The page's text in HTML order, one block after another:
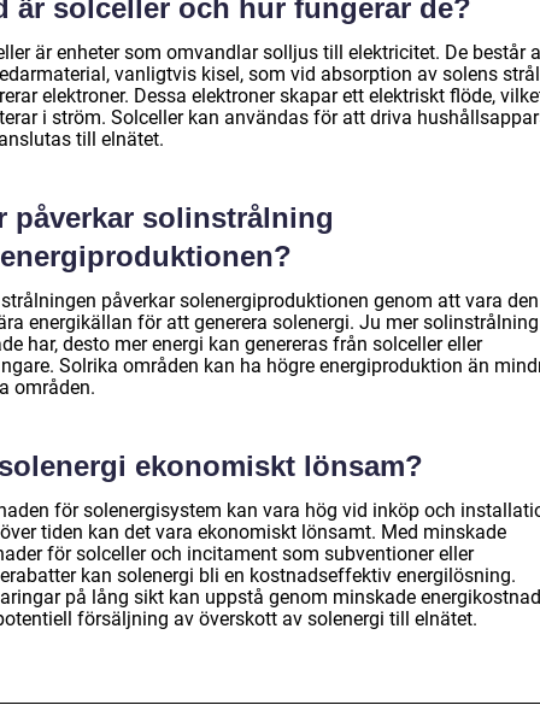
är solceller och hur fungerar de?
är enheter som omvandlar solljus till elektricitet. De består
vanligtvis kisel, som vid absorption av solens
elektroner. Dessa elektroner skapar ett elektriskt flöde,
i ström. Solceller kan användas för att driva
till elnätet.
påverkar solinstrålning
påverkar solenergiproduktionen genom att vara den
energikällan för att generera solenergi. Ju mer
har, desto mer energi kan genereras från solceller eller
Solrika områden kan ha högre energiproduktion än
områden.
ekonomiskt lönsam?
för solenergisystem kan vara hög vid inköp och
tiden kan det vara ekonomiskt lönsamt. Med minskade
för solceller och incitament som subventioner eller
kan solenergi bli en kostnadseffektiv energilösning.
på lång sikt kan uppstå genom minskade
försäljning av överskott av solenergi till elnätet.